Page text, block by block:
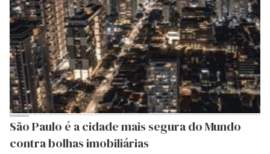
São Paulo é a cidade mais segura do Mundo
contra bolhas imobiliárias